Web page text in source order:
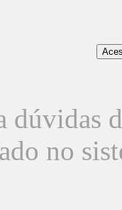
dúvidas
no